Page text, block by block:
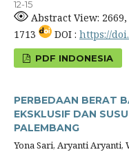
12-15
Abstract View: 2669,
1713
DOI : https://
PDF INDONESIA
PERBEDAAN BERAT
EKSKLUSIF DAN
PALEMBANG
Yona Sari, Aryanti